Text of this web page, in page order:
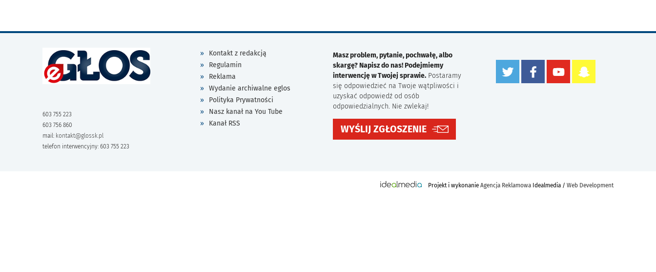
603 755 223
603 756 860
mail: kontakt@glossk.pl
telefon interwencyjny: 603 755 223
Kontakt z redakcją
Regulamin
Reklama
Wydanie archiwalne eglos
Polityka Prywatności
Nasz kanał na You Tube
Kanał RSS
Masz problem, pytanie, pochwałę, albo
skargę? Napisz do nas! Podejmiemy
interwencję w Twojej sprawie. Postaramy
się odpowiedzieć na Twoje wątpliwości i
uzyskać odpowiedź od osób
odpowiedzialnych. Nie zwlekaj!
WYŚLIJ ZGŁOSZENIE
Projekt i wykonanie Agencja Reklamowa Idealmedia / Web Development